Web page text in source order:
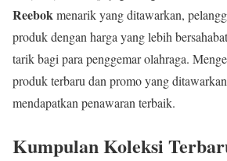
Reebokmenarik yang ditawarkan,
produk dengan harga yang lebih
tarik bagi para penggemar olahraga.
produk terbaru dan promo yang
mendapatkan penawaran terbaik.
Kumpulan Koleksi